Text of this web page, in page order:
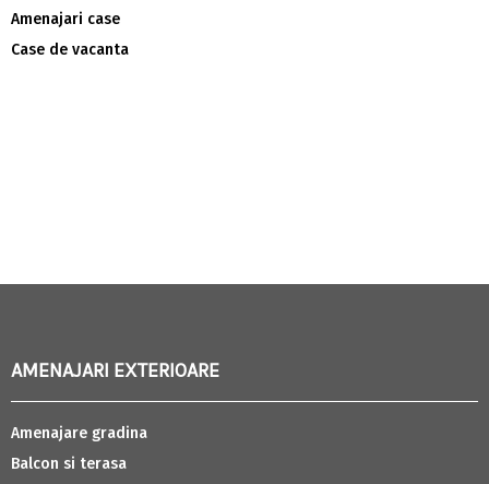
Amenajari case
Case de vacanta
AMENAJARI EXTERIOARE
Amenajare gradina
Balcon si terasa